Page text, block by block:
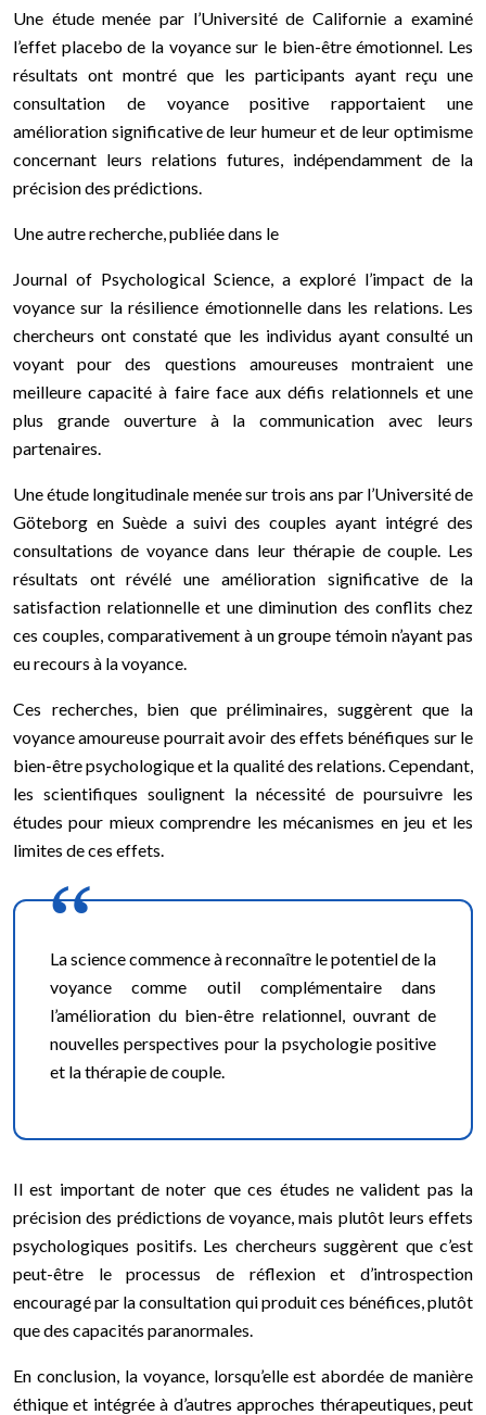
Une étude menée par l’Université de Californie a examiné
l’effet placebo de la voyance sur le bien-être émotionnel. Les
résultats ont montré que les participants ayant reçu une
consultation de voyance positive rapportaient une
amélioration significative de leur humeur et de leur optimisme
concernant leurs relations futures, indépendamment de la
précision des prédictions.
Une autre recherche, publiée dans le
Journal of Psychological Science, a exploré l’impact de la
voyance sur la résilience émotionnelle dans les relations. Les
chercheurs ont constaté que les individus ayant consulté un
voyant pour des questions amoureuses montraient une
meilleure capacité à faire face aux défis relationnels et une
plus grande ouverture à la communication avec leurs
partenaires.
Une étude longitudinale menée sur trois ans par l’Université de
Göteborg en Suède a suivi des couples ayant intégré des
consultations de voyance dans leur thérapie de couple. Les
résultats ont révélé une amélioration significative de la
satisfaction relationnelle et une diminution des conflits chez
ces couples, comparativement à un groupe témoin n’ayant pas
eu recours à la voyance.
Ces recherches, bien que préliminaires, suggèrent que la
voyance amoureuse pourrait avoir des effets bénéfiques sur le
bien-être psychologique et la qualité des relations. Cependant,
les scientifiques soulignent la nécessité de poursuivre les
études pour mieux comprendre les mécanismes en jeu et les
limites de ces effets.
La science commence à reconnaître le potentiel de la
voyance comme outil complémentaire dans
l’amélioration du bien-être relationnel, ouvrant de
nouvelles perspectives pour la psychologie positive
et la thérapie de couple.
Il est important de noter que ces études ne valident pas la
précision des prédictions de voyance, mais plutôt leurs effets
psychologiques positifs. Les chercheurs suggèrent que c’est
peut-être le processus de réflexion et d’introspection
encouragé par la consultation qui produit ces bénéfices, plutôt
que des capacités paranormales.
En conclusion, la voyance, lorsqu’elle est abordée de manière
éthique et intégrée à d’autres approches thérapeutiques, peut